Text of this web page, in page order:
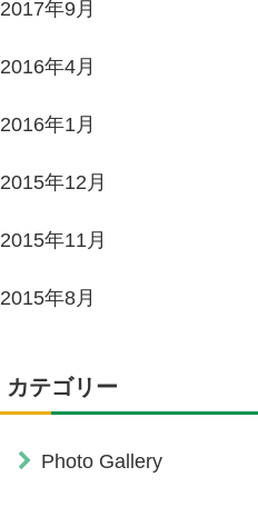
2017年9月
2016年4月
2016年1月
2015年12月
2015年11月
2015年8月
カテゴリー
Photo Gallery